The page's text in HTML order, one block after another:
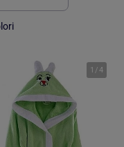
1 /4